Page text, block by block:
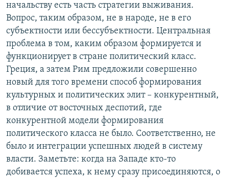
начальству есть часть стратегии выживания.
Вопрос, таким образом, не в народе, не в его
субъектности или бессубъектности. Центральная
проблема в том, каким образом формируется и
функционирует в стране политический класс.
Греция, а затем Рим предложили совершенно
новый для того времени способ формирования
культурных и политических элит – конкурентный,
в отличие от восточных деспотий, где
конкурентной модели формирования
политического класса не было. Соответственно, не
было и интеграции успешных людей в систему
власти. Заметьте: когда на Западе кто-то
добивается успеха, к нему сразу присоединяются, о